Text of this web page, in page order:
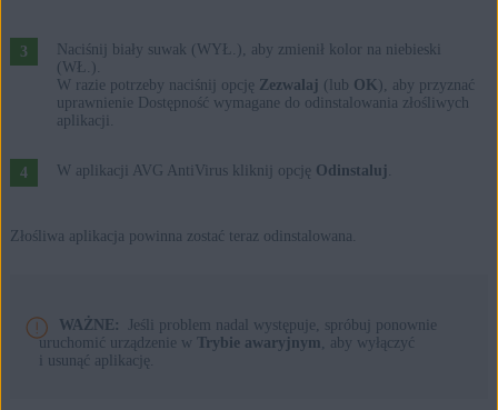
Naciśnij biały suwak (WYŁ.), aby zmienił kolor na niebieski
(WŁ.).
W razie potrzeby naciśnij opcję Zezwalaj (lub OK ), aby przyznać
uprawnienie Dostępność wymagane do odinstalowania złośliwych
aplikacji.
W aplikacji AVG AntiVirus kliknij opcję Odinstaluj.
Złośliwa aplikacja powinna zostać teraz odinstalowana.
WAŻNE:
Jeśli problem nadal występuje, spróbuj ponownie
uruchomić urządzenie w Trybie awaryjnym, aby wyłączyć
i usunąć aplikację.